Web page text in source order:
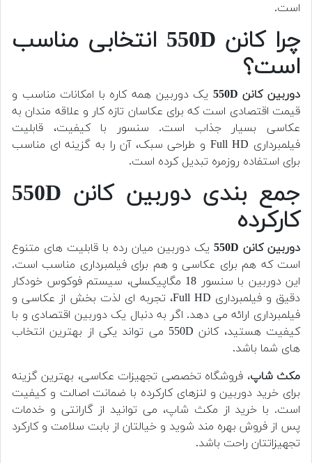
است.
چرا کانن 550D انتخابی مناسب
است؟
دوربین کانن 550D
یک دوربین همه کاره با امکانات مناسب و
قیمت اقتصادی است که برای عکاسان تازه کار و علاقه مندان به
عکاسی بسیار جذاب است. سنسور با کیفیت، قابلیت
فیلمبرداری Full HD و طراحی سبک، آن را به گزینه ای مناسب
برای استفاده روزمره تبدیل کرده است.
جمع بندی دوربین کانن 550D
کارکرده
دوربین کانن 550D
یک دوربین میان رده با قابلیت های متنوع
است که هم برای عکاسی و هم برای فیلمبرداری مناسب است.
این دوربین با سنسور 18 مگاپیکسلی، سیستم فوکوس خودکار
دقیق و فیلمبرداری Full HD، تجربه ای لذت بخش از عکاسی و
فیلمبرداری ارائه می دهد. اگر به دنبال یک دوربین اقتصادی و با
کیفیت هستید، کانن 550D می تواند یکی از بهترین انتخاب
های شما باشد.
مکث شاپ، فروشگاه تخصصی تجهیزات عکاسی، بهترین گزینه
برای خرید دوربین و لنزهای کارکرده با ضمانت اصالت و کیفیت
است. با خرید از مکث شاپ، می توانید از گارانتی و خدمات
پس از فروش بهره مند شوید و خیالتان از بابت سلامت و کارکرد
تجهیزاتتان راحت باشد.